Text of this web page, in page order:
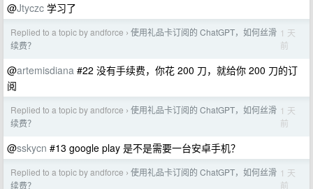
@Jtyczc 学习了
Replied to a topic by andforce › 使用礼品卡订阅的 ChatGPT，如何丝滑
续费？
1 天
前
@artemisdiana #22 没有手续费，你花 200 刀，就给你 200 刀的订
阅
Replied to a topic by andforce › 使用礼品卡订阅的 ChatGPT，如何丝滑
续费？
1 天
前
@sskycn #13 google play 是不是需要一台安卓手机？
Replied to a topic by andforce › 使用礼品卡订阅的 ChatGPT，如何丝滑
续费？
1 天
前